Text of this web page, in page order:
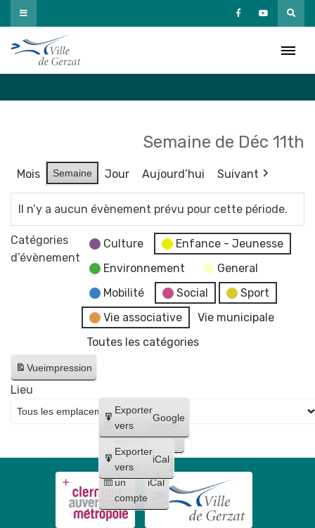
Passer
au
contenu
Semaine de Déc 11th
Mois Semaine Jour Aujourd’hui Suivant
Il n’y a aucun évènement prévu pour cette période.
Catégories
d’évènement
Culture
Enfance - Jeunesse
Environnement
General
Mobilité
Social
Sport
Vie associative
Vie municipale
Toutes les catégories
Vueimpression
Créer
un
compte
Google
Créer
un
compte
iCal
Exporter
vers
Google
Exporter
vers
iCal
Lieu